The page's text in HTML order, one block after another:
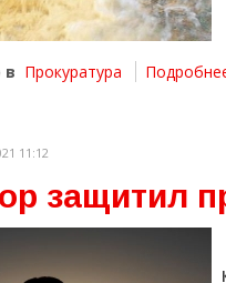
в Прокуратура
11:12
защитил